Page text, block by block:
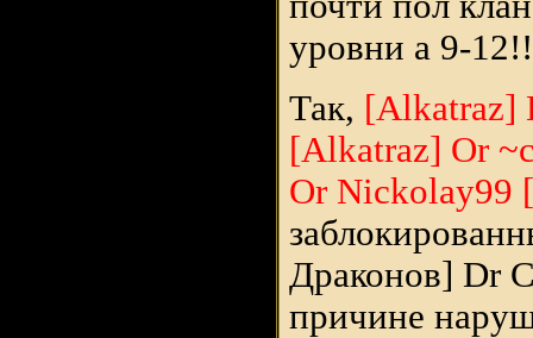
уровни а 9-
Так, [Alkatraz]
[Alkatraz] Or
Or Nickolay99
Драконов] Dr
причине